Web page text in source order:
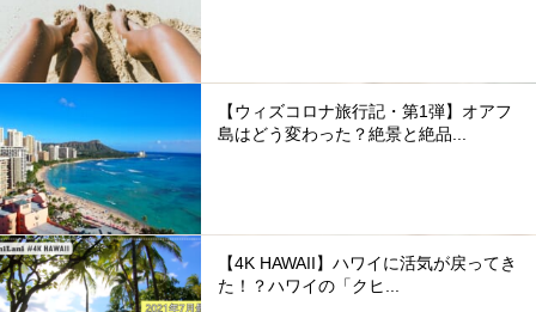
【ウィズコロナ旅行記・第1弾】オアフ
島はどう変わった？絶景と絶品...
【4K HAWAII】ハワイに活気が戻ってき
た！？ハワイの「クヒ...